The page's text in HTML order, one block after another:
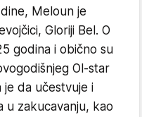
Meloun je
Gloriji Bel. O
godina i obično su
Ol-star
je da učestvuje i
u zakucavanju, kao